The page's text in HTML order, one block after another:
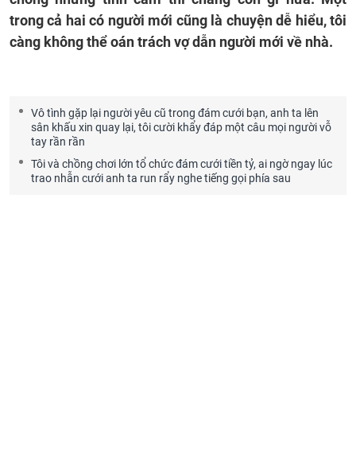
trong cả hai có người mới cũng là chuyện dễ hiểu, tôi
càng không thể oán trách vợ dẫn người mới về nhà.
Vô tình gặp lại người yêu cũ trong đám cưới bạn, anh ta lên
sân khấu xin quay lại, tôi cười khẩy đáp một câu mọi người vỗ
tay rần rần
Tôi và chồng chơi lớn tổ chức đám cưới tiền tỷ, ai ngờ ngay lúc
trao nhẫn cưới anh ta run rẩy nghe tiếng gọi phía sau